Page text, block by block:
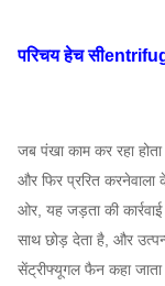
परिचयहेचसी
जब पंखा काम कर रहा
और फिर प्ररित करनेवाला
ओर, यह जड़ता की
साथ छोड़ देता है, और
सेंट्रीफ्यूगल फैन कहा जाता